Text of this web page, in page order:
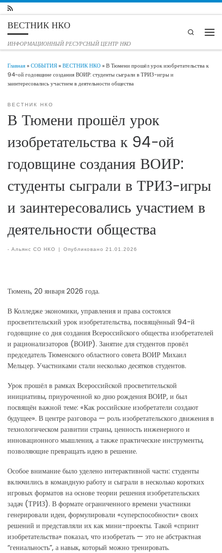
Перейти к содержимому
ВЕСТНИК НКО
ИНФОРМАЦИОННЫЙ РЕСУРСНЫЙ ЦЕНТР НКО
Search
Главная»СОБЫТИЯ»ВЕСТНИК НКО»В Тюмени прошёл урок изобретательства к
94-ой годовщине создания ВОИР: студенты сыграли в ТРИЗ-игры и
заинтересовались участием в деятельности общества
ВЕСТНИК НКО
В Тюмени прошёл урок
изобретательства к 94-ой
годовщине создания ВОИР:
студенты сыграли в ТРИЗ-игры
и заинтересовались участием в
деятельности общества
- Альянс СО НКО | Опубликовано21.01.2026
Тюмень, 20 января 2026 года.
В Колледже экономики, управления и права состоялся
просветительский урок изобретательства, посвящённый 94-й
годовщине со дня создания Всероссийского общества изобретателей
и рационализаторов (ВОИР). Занятие для студентов провёл
председатель Тюменского областного совета ВОИР Михаил
Мельцер. Участниками стали несколько десятков студентов.
Урок прошёл в рамках Всероссийской просветительской
инициативы, приуроченной ко дню рождения ВОИР, и был
посвящён важной теме: «Как российские изобретатели создают
будущее». В центре разговора — роль изобретательского движения в
технологическом развитии страны, ценность инженерного и
инновационного мышления, а также практические инструменты,
позволяющие превращать идею в решение.
Особое внимание было уделено интерактивной части: студенты
включились в командную работу и сыграли в несколько коротких
игровых форматов на основе теории решения изобретательских
задач (ТРИЗ). В формате ограниченного времени участники
генерировали идеи, формулировали «суперспособности» своих
решений и представляли их как мини-проекты. Такой «спринт
изобретательства» показал, что изобретать — это не абстрактная
“гениальность”, а навык, который можно тренировать.